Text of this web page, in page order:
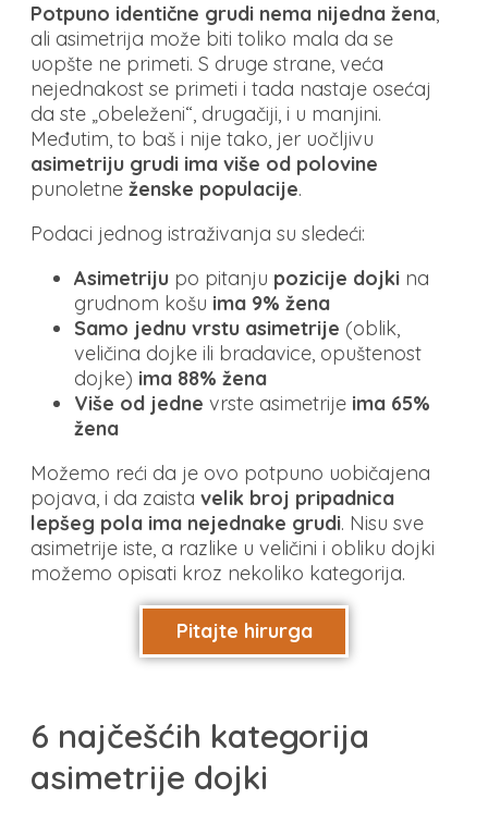
Potpuno identične grudi nema nijedna žena,
ali asimetrija može biti toliko mala da se
uopšte ne primeti. S druge strane, veća
nejednakost se primeti i tada nastaje osećaj
da ste „obeleženi“, drugačiji, i u manjini.
Međutim, to baš i nije tako, jer uočljivu
asimetriju grudi ima više od polovine
punoletne ženske populacije.
Podaci jednog istraživanja su sledeći:
Asimetriju po pitanju pozicije dojki na
grudnom košu ima 9% žena
Samo jednu vrstu asimetrije (oblik,
veličina dojke ili bradavice, opuštenost
dojke) ima 88% žena
Više od jedne vrste asimetrije ima 65%
žena
Možemo reći da je ovo potpuno uobičajena
pojava, i da zaista velik broj pripadnica
lepšeg pola ima nejednake grudi. Nisu sve
asimetrije iste, a razlike u veličini i obliku dojki
možemo opisati kroz nekoliko kategorija.
Pitajte hirurga
6 najčešćih kategorija
asimetrije dojki